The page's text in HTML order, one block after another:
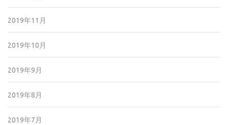
2019年11月
2019年10月
2019年9月
2019年8月
2019年7月